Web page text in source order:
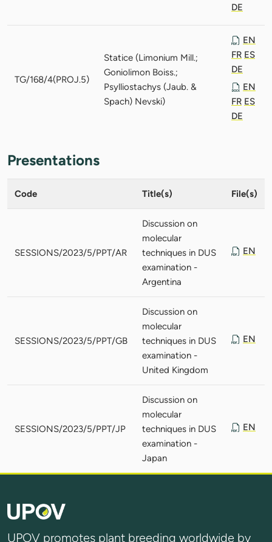
DE
TG/168/4(PROJ.5)
Statice (Limonium Mill.;
Goniolimon Boiss.;
Psylliostachys (Jaub. &
Spach) Nevski)
EN
FR ES
DE
EN
FR ES
DE
Presentations
Code Title(s) File(s)
SESSIONS/2023/5/PPT/AR
Discussion on
molecular
techniques in DUS
examination -
Argentina
EN
SESSIONS/2023/5/PPT/GB
Discussion on
molecular
techniques in DUS
examination -
United Kingdom
EN
SESSIONS/2023/5/PPT/JP
Discussion on
molecular
techniques in DUS
examination -
Japan
EN
UPOV promotes plant breeding worldwide by